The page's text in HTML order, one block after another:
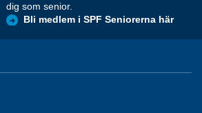
dig som senior.
Bli medlem i SPF Seniorerna här